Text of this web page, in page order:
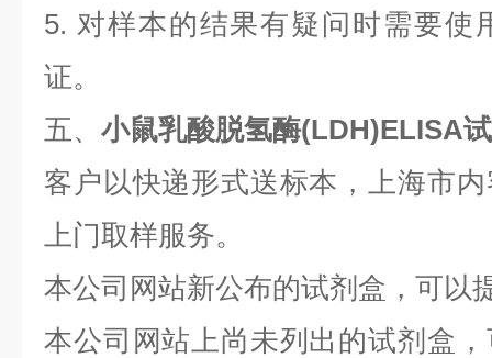
5. 对样本的结果有疑问时需要使
证。
五、 小鼠乳酸脱氢酶(LDH)ELISA
客户以快递形式送标本，上海市
上门取样服务。
本公司网站新公布的试剂盒，可以
本公司网站上尚未列出的试剂盒